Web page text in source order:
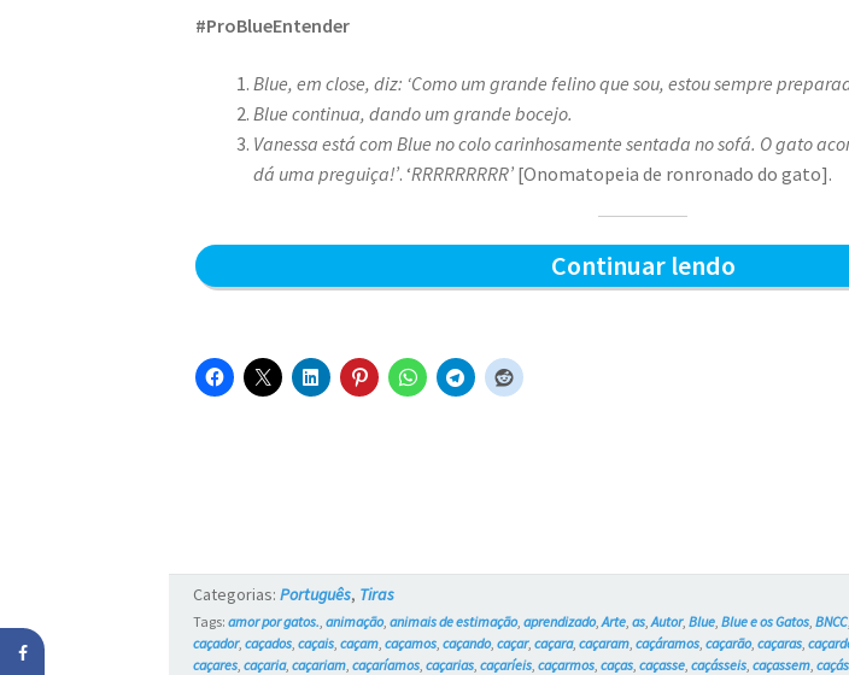
#ProBlueEntender
Blue, em close, diz: ‘Como um grande felino que sou, estou sempre
Blue continua, dando um grande bocejo.
Vanessa está com Blue no colo carinhosamente sentada no sofá. O gato
dá uma preguiça!’. ‘RRRRRRRRR’ [Onomatopeia de ronronado do gato].
Continuar lendoPreparado
#6
Categorias:Português, Tiras
Tags:amor por gatos. ,animação,animais de estimação,aprendizado,Arte ,as ,Autor,Blue ,Blue e os Gatos ,BNCC
caçador,caçados ,caçais ,caçam ,caçamos ,caçando,caçar,caçara,caçaram ,caçáramos ,caçarão,caçaras ,
caçares ,caçaria,caçariam ,caçaríamos ,caçarias ,caçaríeis ,caçarmos ,caças ,caçasse ,caçásseis ,caçassem ,